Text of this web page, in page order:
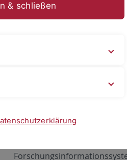
ALMA
& schließen